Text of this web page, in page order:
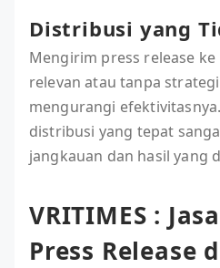
Distribusi yang
Mengirim press release
relevan atau tanpa
mengurangi
distribusi yang tepat
jangkauan dan hasil yang
VRITIMES :
Press Release